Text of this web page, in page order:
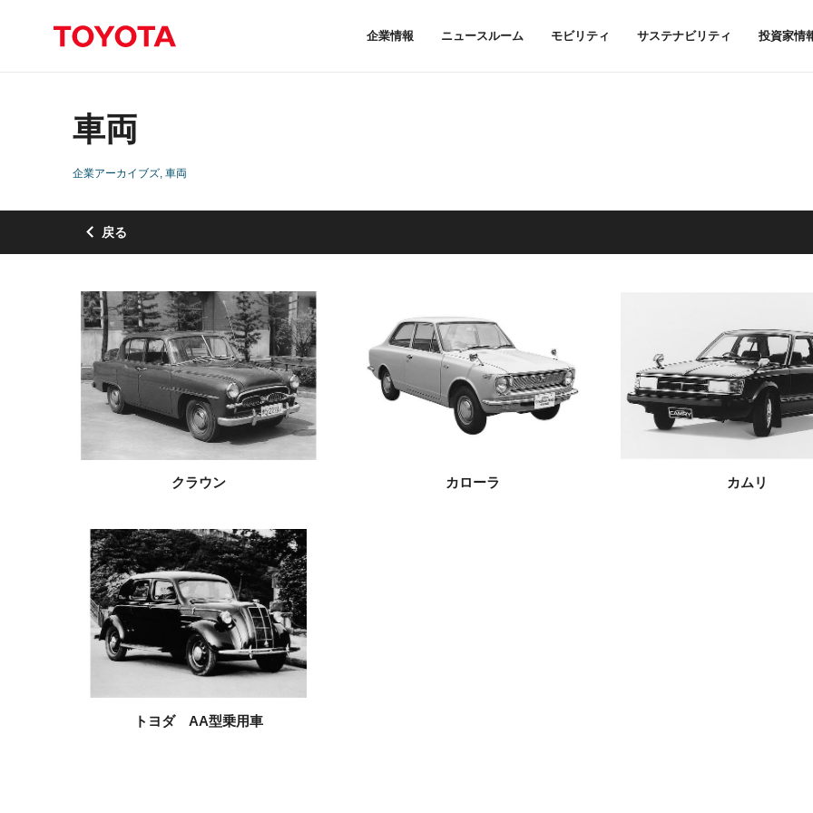
企業情報 ニュースルーム モビリティ サステナビリティ 投資家情
車両
企業アーカイブズ 車両
戻る
クラウン カローラ カムリ
トヨダ AA型乗用車